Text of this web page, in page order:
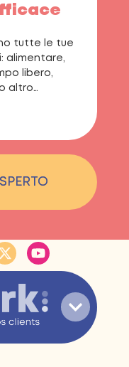
tutte le tue
alimentare,
libero,
altro…